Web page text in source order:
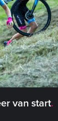
van start